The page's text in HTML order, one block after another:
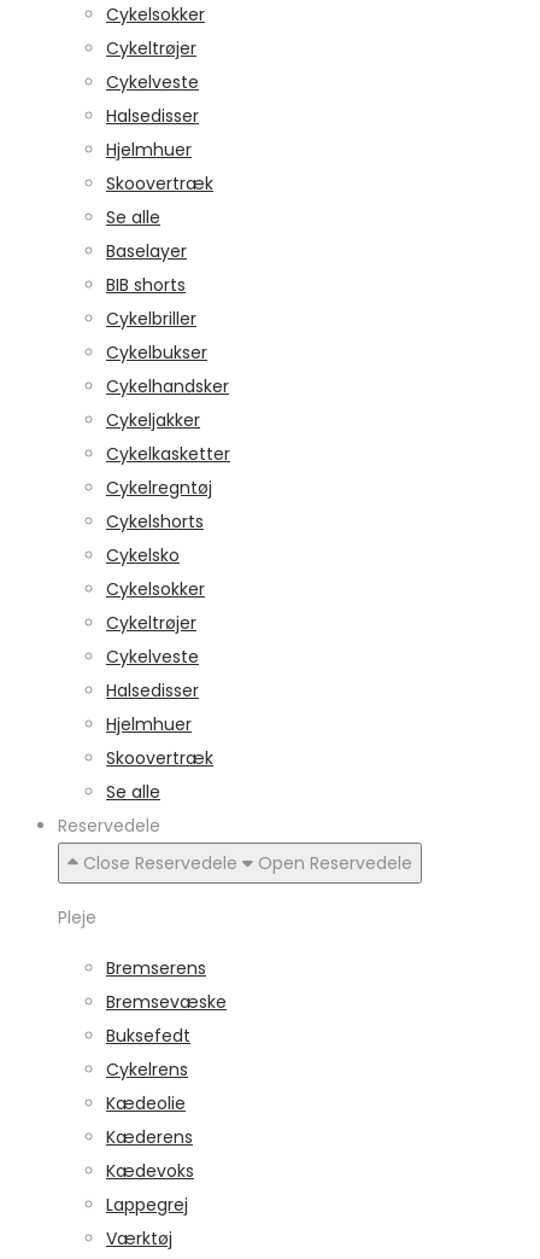
Cykelsokker
Cykeltrøjer
Cykelveste
Halsedisser
Hjelmhuer
Skoovertræk
Se alle
Baselayer
BIB shorts
Cykelbriller
Cykelbukser
Cykelhandsker
Cykeljakker
Cykelkasketter
Cykelregntøj
Cykelshorts
Cykelsko
Cykelsokker
Cykeltrøjer
Cykelveste
Halsedisser
Hjelmhuer
Skoovertræk
Se alle
Reservedele
Close Reservedele
Open Reservedele
Pleje
Bremserens
Bremsevæske
Buksefedt
Cykelrens
Kædeolie
Kæderens
Kædevoks
Lappegrej
Værktøj